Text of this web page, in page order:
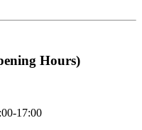
Hours)
17:00